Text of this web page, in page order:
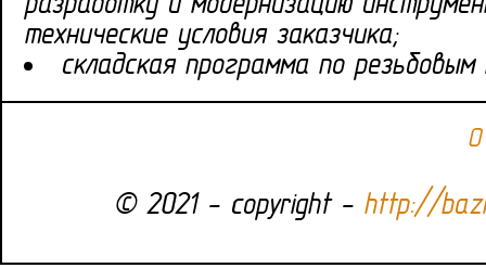
технические условия заказчика;
складская программа по резьбовым
О
© 2021 - copyright - http://